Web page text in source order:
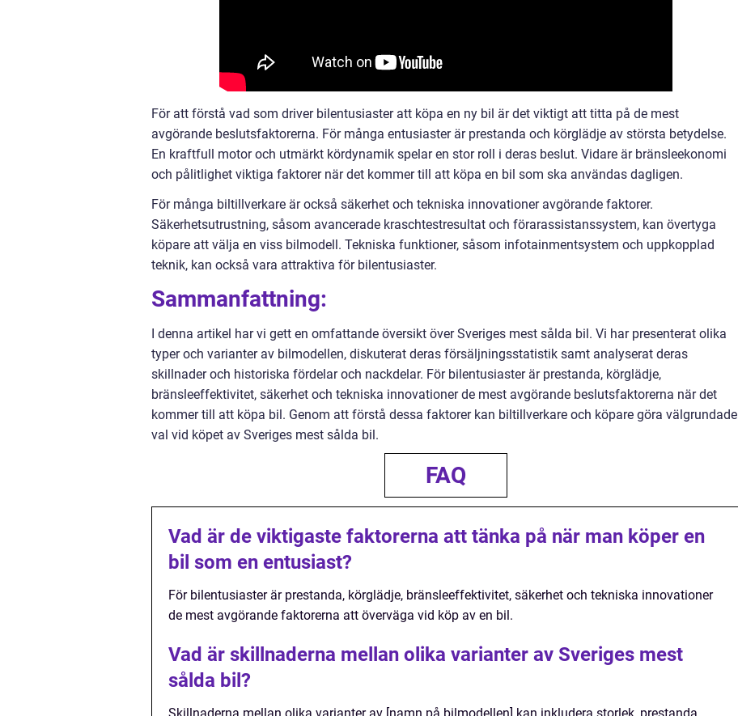
För att förstå vad som driver bilentusiaster att köpa en ny bil är det viktigt att titta på de mest
avgörande beslutsfaktorerna. För många entusiaster är prestanda och körglädje av största betydelse.
En kraftfull motor och utmärkt kördynamik spelar en stor roll i deras beslut. Vidare är bränsleekonomi
och pålitlighet viktiga faktorer när det kommer till att köpa en bil som ska användas dagligen.
För många biltillverkare är också säkerhet och tekniska innovationer avgörande faktorer.
Säkerhetsutrustning, såsom avancerade kraschtestresultat och förarassistanssystem, kan övertyga
köpare att välja en viss bilmodell. Tekniska funktioner, såsom infotainmentsystem och uppkopplad
teknik, kan också vara attraktiva för bilentusiaster.
Sammanfattning:
I denna artikel har vi gett en omfattande översikt över Sveriges mest sålda bil. Vi har presenterat olika
typer och varianter av bilmodellen, diskuterat deras försäljningsstatistik samt analyserat deras
skillnader och historiska fördelar och nackdelar. För bilentusiaster är prestanda, körglädje,
bränsleeffektivitet, säkerhet och tekniska innovationer de mest avgörande beslutsfaktorerna när det
kommer till att köpa bil. Genom att förstå dessa faktorer kan biltillverkare och köpare göra välgrundade
val vid köpet av Sveriges mest sålda bil.
FAQ
Vad är de viktigaste faktorerna att tänka på när man köper en
bil som en entusiast?
För bilentusiaster är prestanda, körglädje, bränsleeffektivitet, säkerhet och tekniska innovationer
de mest avgörande faktorerna att överväga vid köp av en bil.
Vad är skillnaderna mellan olika varianter av Sveriges mest
sålda bil?